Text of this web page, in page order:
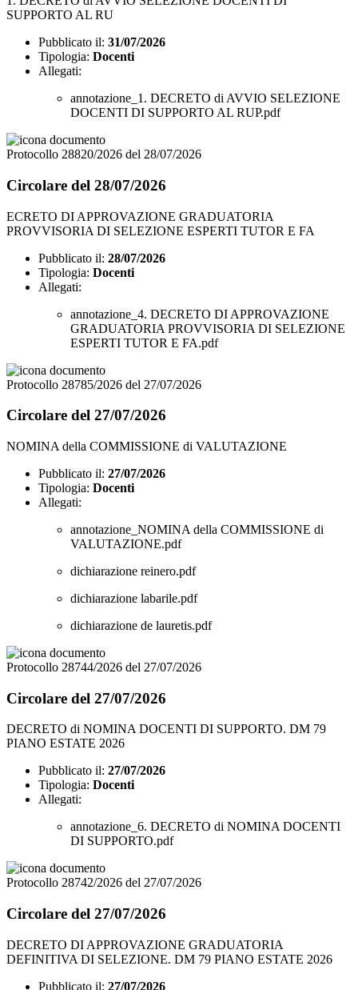
SUPPORTO AL RU
Pubblicato il: 31/07/2026
Tipologia: Docenti
Allegati:
annotazione_1. DECRETO di AVVIO SELEZIONE
DOCENTI DI SUPPORTO AL RUP.pdf
Protocollo 28820/2026 del 28/07/2026
Circolare del 28/07/2026
ECRETO DI APPROVAZIONE GRADUATORIA
PROVVISORIA DI SELEZIONE ESPERTI TUTOR E FA
Pubblicato il: 28/07/2026
Tipologia: Docenti
Allegati:
annotazione_4. DECRETO DI APPROVAZIONE
GRADUATORIA PROVVISORIA DI SELEZIONE
ESPERTI TUTOR E FA.pdf
Protocollo 28785/2026 del 27/07/2026
Circolare del 27/07/2026
NOMINA della COMMISSIONE di VALUTAZIONE
Pubblicato il: 27/07/2026
Tipologia: Docenti
Allegati:
annotazione_NOMINA della COMMISSIONE di
VALUTAZIONE.pdf
dichiarazione reinero.pdf
dichiarazione labarile.pdf
dichiarazione de lauretis.pdf
Protocollo 28744/2026 del 27/07/2026
Circolare del 27/07/2026
DECRETO di NOMINA DOCENTI DI SUPPORTO. DM 79
PIANO ESTATE 2026
Pubblicato il: 27/07/2026
Tipologia: Docenti
Allegati:
annotazione_6. DECRETO di NOMINA DOCENTI
DI SUPPORTO.pdf
Protocollo 28742/2026 del 27/07/2026
Circolare del 27/07/2026
DECRETO DI APPROVAZIONE GRADUATORIA
DEFINITIVA DI SELEZIONE. DM 79 PIANO ESTATE 2026
Pubblicato il: 27/07/2026